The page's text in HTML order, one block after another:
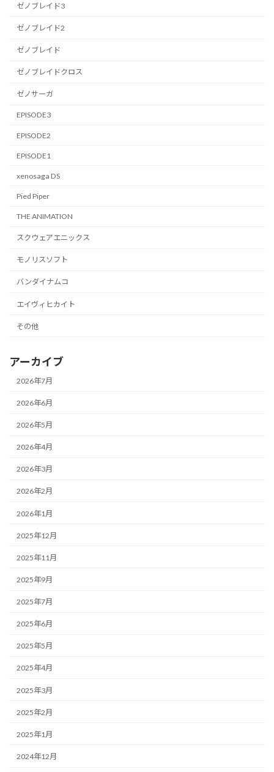
ゼノブレイド3
ゼノブレイド2
ゼノブレイド
ゼノブレイドクロス
ゼノサーガ
EPISODE3
EPISODE2
EPISODE1
xenosaga DS
Pied Piper
THE ANIMATION
スクウェアエニックス
モノリスソフト
バンダイナムコ
エイヴィヒカイト
その他
アーカイブ
2026年7月
2026年6月
2026年5月
2026年4月
2026年3月
2026年2月
2026年1月
2025年12月
2025年11月
2025年9月
2025年7月
2025年6月
2025年5月
2025年4月
2025年3月
2025年2月
2025年1月
2024年12月